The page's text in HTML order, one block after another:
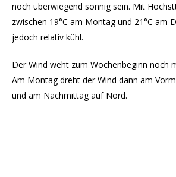
noch überwiegend sonnig sein. Mit
zwischen 19°C am Montag und 21°C am
jedoch relativ kühl.
Der Wind weht zum Wochenbeginn noch
Am Montag dreht der Wind dann am
und am Nachmittag auf Nord.